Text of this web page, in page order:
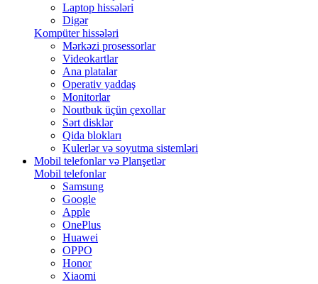
Laptop hissələri
Digər
Kompüter hissələri
Mərkəzi prosessorlar
Videokartlar
Ana platalar
Operativ yaddaş
Monitorlar
Noutbuk üçün çexollar
Sərt disklər
Qida blokları
Kulerlər və soyutma sistemləri
Mobil telefonlar və Planşetlər
Mobil telefonlar
Samsung
Google
Apple
OnePlus
Huawei
OPPO
Honor
Xiaomi